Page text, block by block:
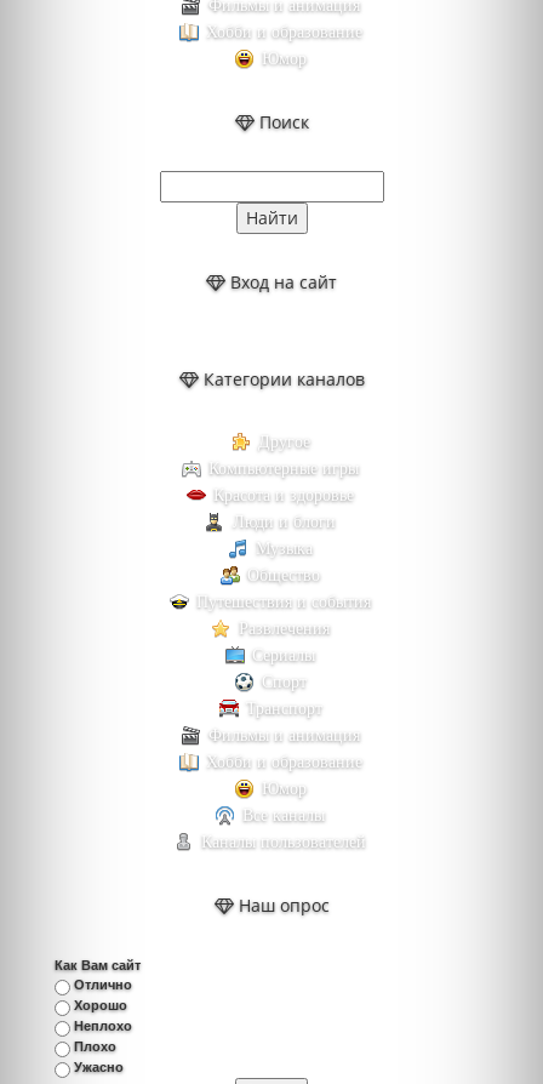
Фильмы и анимация
Хобби и образование
Юмор
Поиск
Вход на сайт
Категории каналов
Другое
Компьютерные игры
Красота и здоровье
Люди и блоги
Музыка
Общество
Путешествия и события
Развлечения
Сериалы
Спорт
Транспорт
Фильмы и анимация
Хобби и образование
Юмор
Все каналы
Каналы пользователей
Наш опрос
Как Вам сайт
Отлично
Хорошо
Неплохо
Плохо
Ужасно